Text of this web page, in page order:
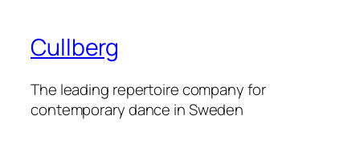
Cullberg
The leading repertoire company for
contemporary dance in Sweden